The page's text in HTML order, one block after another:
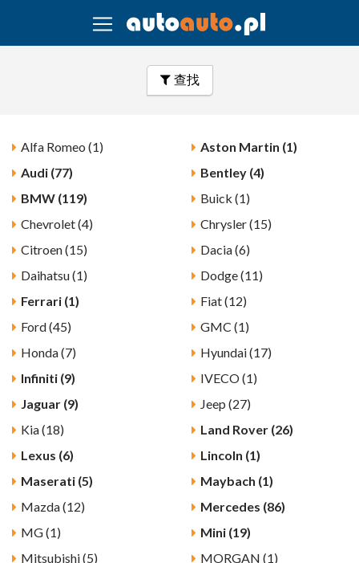
查找
Alfa Romeo (1)
Aston Martin (1)
Audi (77)
Bentley (4)
BMW (119)
Buick (1)
Chevrolet (4)
Chrysler (15)
Citroen (15)
Dacia (6)
Daihatsu (1)
Dodge (11)
Ferrari (1)
Fiat (12)
Ford (45)
GMC (1)
Honda (7)
Hyundai (17)
Infiniti (9)
IVECO (1)
Jaguar (9)
Jeep (27)
Kia (18)
Land Rover (26)
Lexus (6)
Lincoln (1)
Maserati (5)
Maybach (1)
Mazda (12)
Mercedes (86)
MG (1)
Mini (19)
Mitsubishi (5)
MORGAN (1)